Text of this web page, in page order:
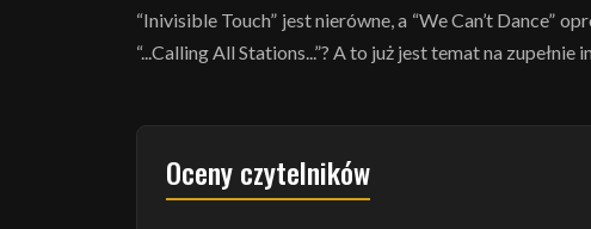
“Inivisible Touch” jest nierówne, a “We Can’t Dance”
“...Calling All Stations...”? A to już jest temat na zupełnie
Oceny czytelników